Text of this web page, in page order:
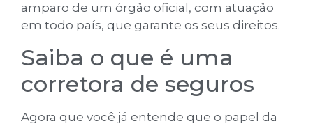
amparo de um órgão oficial, com atuação
em todo país, que garante os seus direitos.
Saiba o que é uma
corretora de seguros
Agora que você já entende que o papel da